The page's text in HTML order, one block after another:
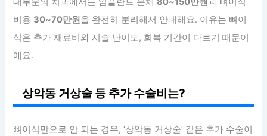
비용 30~70만원을 완전히 분리해서 안내해요. 이유는 뼈이
식은 추가 재료비와 시술 난이도, 회복 기간이 다르기 때문이
에요.
상악동 거상술 등 추가 수술비는?
뼈이식만으로 안 되는 경우, ‘상악동 거상술’ 같은 추가 수술이